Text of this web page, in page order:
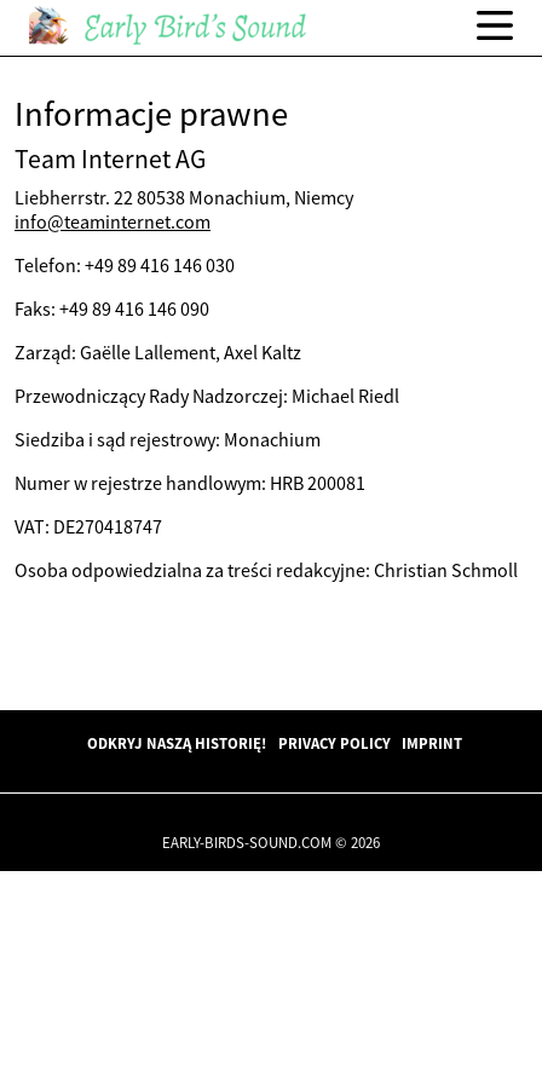
Informacje prawne
Team Internet AG
Liebherrstr. 22 80538 Monachium, Niemcy
info@teaminternet.com
Telefon: +49 89 416 146 030
Faks: +49 89 416 146 090
Zarząd: Gaëlle Lallement, Axel Kaltz
Przewodniczący Rady Nadzorczej: Michael Riedl
Siedziba i sąd rejestrowy: Monachium
Numer w rejestrze handlowym: HRB 200081
VAT: DE270418747
Osoba odpowiedzialna za treści redakcyjne: Christian Schmoll
ODKRYJ NASZĄ HISTORIĘ! PRIVACY POLICY IMPRINT
EARLY-BIRDS-SOUND.COM © 2026